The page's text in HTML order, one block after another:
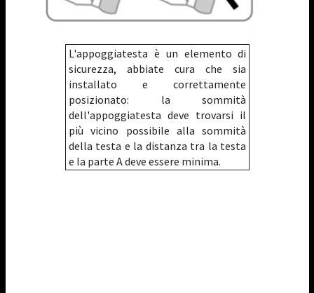
L'appoggiatesta è un elemento di
sicurezza, abbiate cura che sia
installato e correttamente
posizionato: la sommità
dell'appoggiatesta deve trovarsi il
più vicino possibile alla sommità
della testa e la distanza tra la testa
e la parte A deve essere minima.